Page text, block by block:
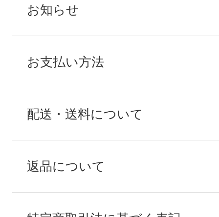
お知らせ
お支払い方法
配送・送料について
返品について